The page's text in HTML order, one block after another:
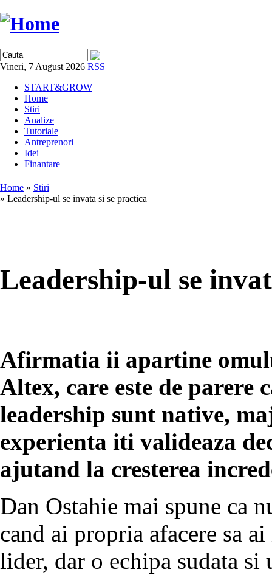
Vineri, 7 August 2026 RSS
START&GROW
Home
Stiri
Analize
Tutoriale
Antreprenori
Idei
Finantare
Home » Stiri
» Leadership-ul se invata si se practica
Leadership-ul se
Afirmatia ii apartine
Altex, care este de parere
leadership sunt native,
experienta iti valideaza
ajutand la cresterea
Dan Ostahie mai spune ca
cand ai propria afacere sa
lider, dar o echipa sudata